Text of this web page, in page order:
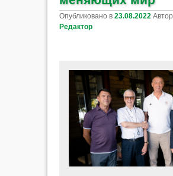
Опубликовано в 23.08.2022 Автор
Редактор